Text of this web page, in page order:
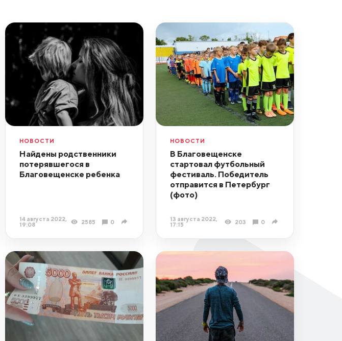
НОВОСТИ
Найдены родственники
потерявшегося в
Благовещенске ребенка
14 августа 2022,
19:08
2585 0
НОВОСТИ
В Благовещенске
стартовал футбольный
фестиваль. Победитель
отправится в Петербург
(фото)
13 августа 2022,
17:15
203 0